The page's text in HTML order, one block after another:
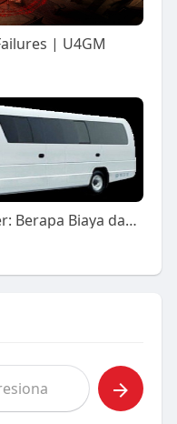
| U4GM
Sewa Elf untuk Wisata Kuliner: Berapa Biaya dan Bagaimana Memilihnya?